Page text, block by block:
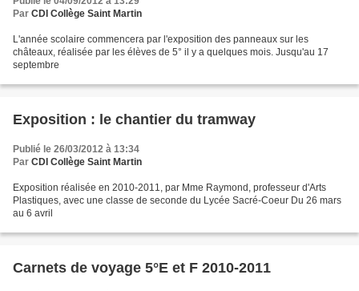
Par CDI Collège Saint Martin
L'année scolaire commencera par l'exposition des panneaux sur les
châteaux, réalisée par les élèves de 5° il y a quelques mois. Jusqu'au 17
septembre
Exposition : le chantier du tramway
Publié le 26/03/2012 à 13:34
Par CDI Collège Saint Martin
Exposition réalisée en 2010-2011, par Mme Raymond, professeur d'Arts
Plastiques, avec une classe de seconde du Lycée Sacré-Coeur Du 26 mars
au 6 avril
Carnets de voyage 5°E et F 2010-2011